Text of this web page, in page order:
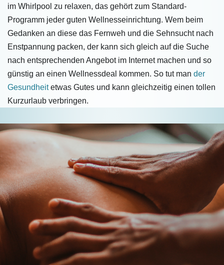
im Whirlpool zu relaxen, das gehört zum Standard-
Programm jeder guten Wellnesseinrichtung. Wem beim
Gedanken an diese das Fernweh und die Sehnsucht nach
Enstpannung packen, der kann sich gleich auf die Suche
nach entsprechenden Angebot im Internet machen und so
günstig an einen Wellnessdeal kommen. So tut man der
Gesundheitetwas Gutes und kann gleichzeitig einen tollen
Kurzurlaub verbringen.